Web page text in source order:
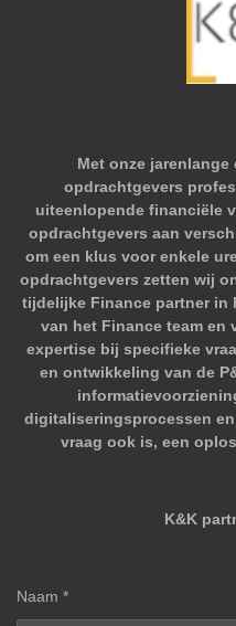
Met onze
opdrachtgevers
uiteenlopende financiële
opdrachtgevers aan
om een klus voor enkele
opdrachtgevers zetten wij
tijdelijke Finance partner in
van het Finance team en
expertise bij specifieke
en ontwikkeling van de
digitaliseringsprocessen
vraag ook is, een
K&K
Naam *